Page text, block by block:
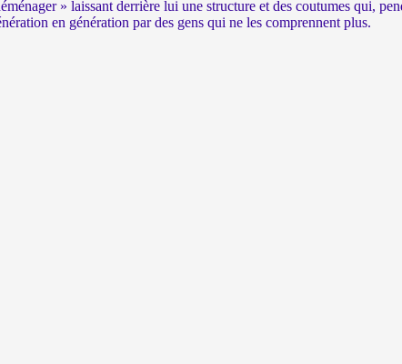
» laissant derrière lui une structure et des coutumes qui,
en génération par des gens qui ne les comprennent plus.